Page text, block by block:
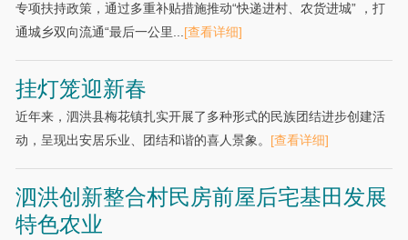
专项扶持政策，通过多重补贴措施推动“快递进村、农货进城” ，打
通城乡双向流通“最后一公里...[查看详细]
挂灯笼迎新春
近年来，泗洪县梅花镇扎实开展了多种形式的民族团结进步创建活
动，呈现出安居乐业、团结和谐的喜人景象。 [查看详细]
泗洪创新整合村民房前屋后宅基田发展
特色农业